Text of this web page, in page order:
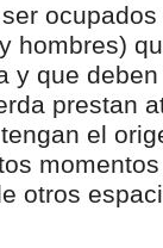
hombres)
y que
prestan
el
otros